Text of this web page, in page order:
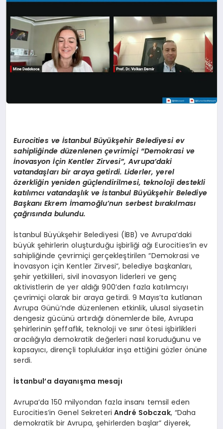
Eurocities ve İstanbul Büyükşehir Belediyesi ev
sahipliğinde düzenlenen çevrimiçi “Demokrasi ve
İnovasyon İçin Kentler Zirvesi”, Avrupa’daki
vatandaşları bir araya getirdi. Liderler, yerel
özerkliğin yeniden güçlendirilmesi, teknoloji destekli
katılımcı vatandaşlık ve İstanbul Büyükşehir Belediye
Başkanı Ekrem İmamoğlu’nun serbest bırakılması
çağrısında bulundu.
İstanbul Büyükşehir Belediyesi (İBB) ve Avrupa’daki
büyük şehirlerin oluşturduğu işbirliği ağı Eurocities’in ev
sahipliğinde çevrimiçi gerçekleştirilen “Demokrasi ve
İnovasyon için Kentler Zirvesi”, belediye başkanları,
şehir yetkilileri, sivil inovasyon liderleri ve genç
aktivistlerin de yer aldığı 900’den fazla katılımcıyı
çevrimiçi olarak bir araya getirdi. 9 Mayıs’ta kutlanan
Avrupa Günü’nde düzenlenen etkinlik, ulusal siyasetin
dengesiz gücünü artırdığı dönemlerde bile, Avrupa
şehirlerinin şeffaflık, teknoloji ve sınır ötesi işbirlikleri
aracılığıyla demokratik değerleri nasıl koruduğunu ve
kapsayıcı, dirençli topluluklar inşa ettiğini gözler önüne
serdi.
İstanbul’a dayanışma mesajı
Avrupa’da 150 milyondan fazla insanı temsil eden
Eurocities’in Genel Sekreteri André Sobczak, “Daha
demokratik bir Avrupa, şehirlerden başlar” diyerek,